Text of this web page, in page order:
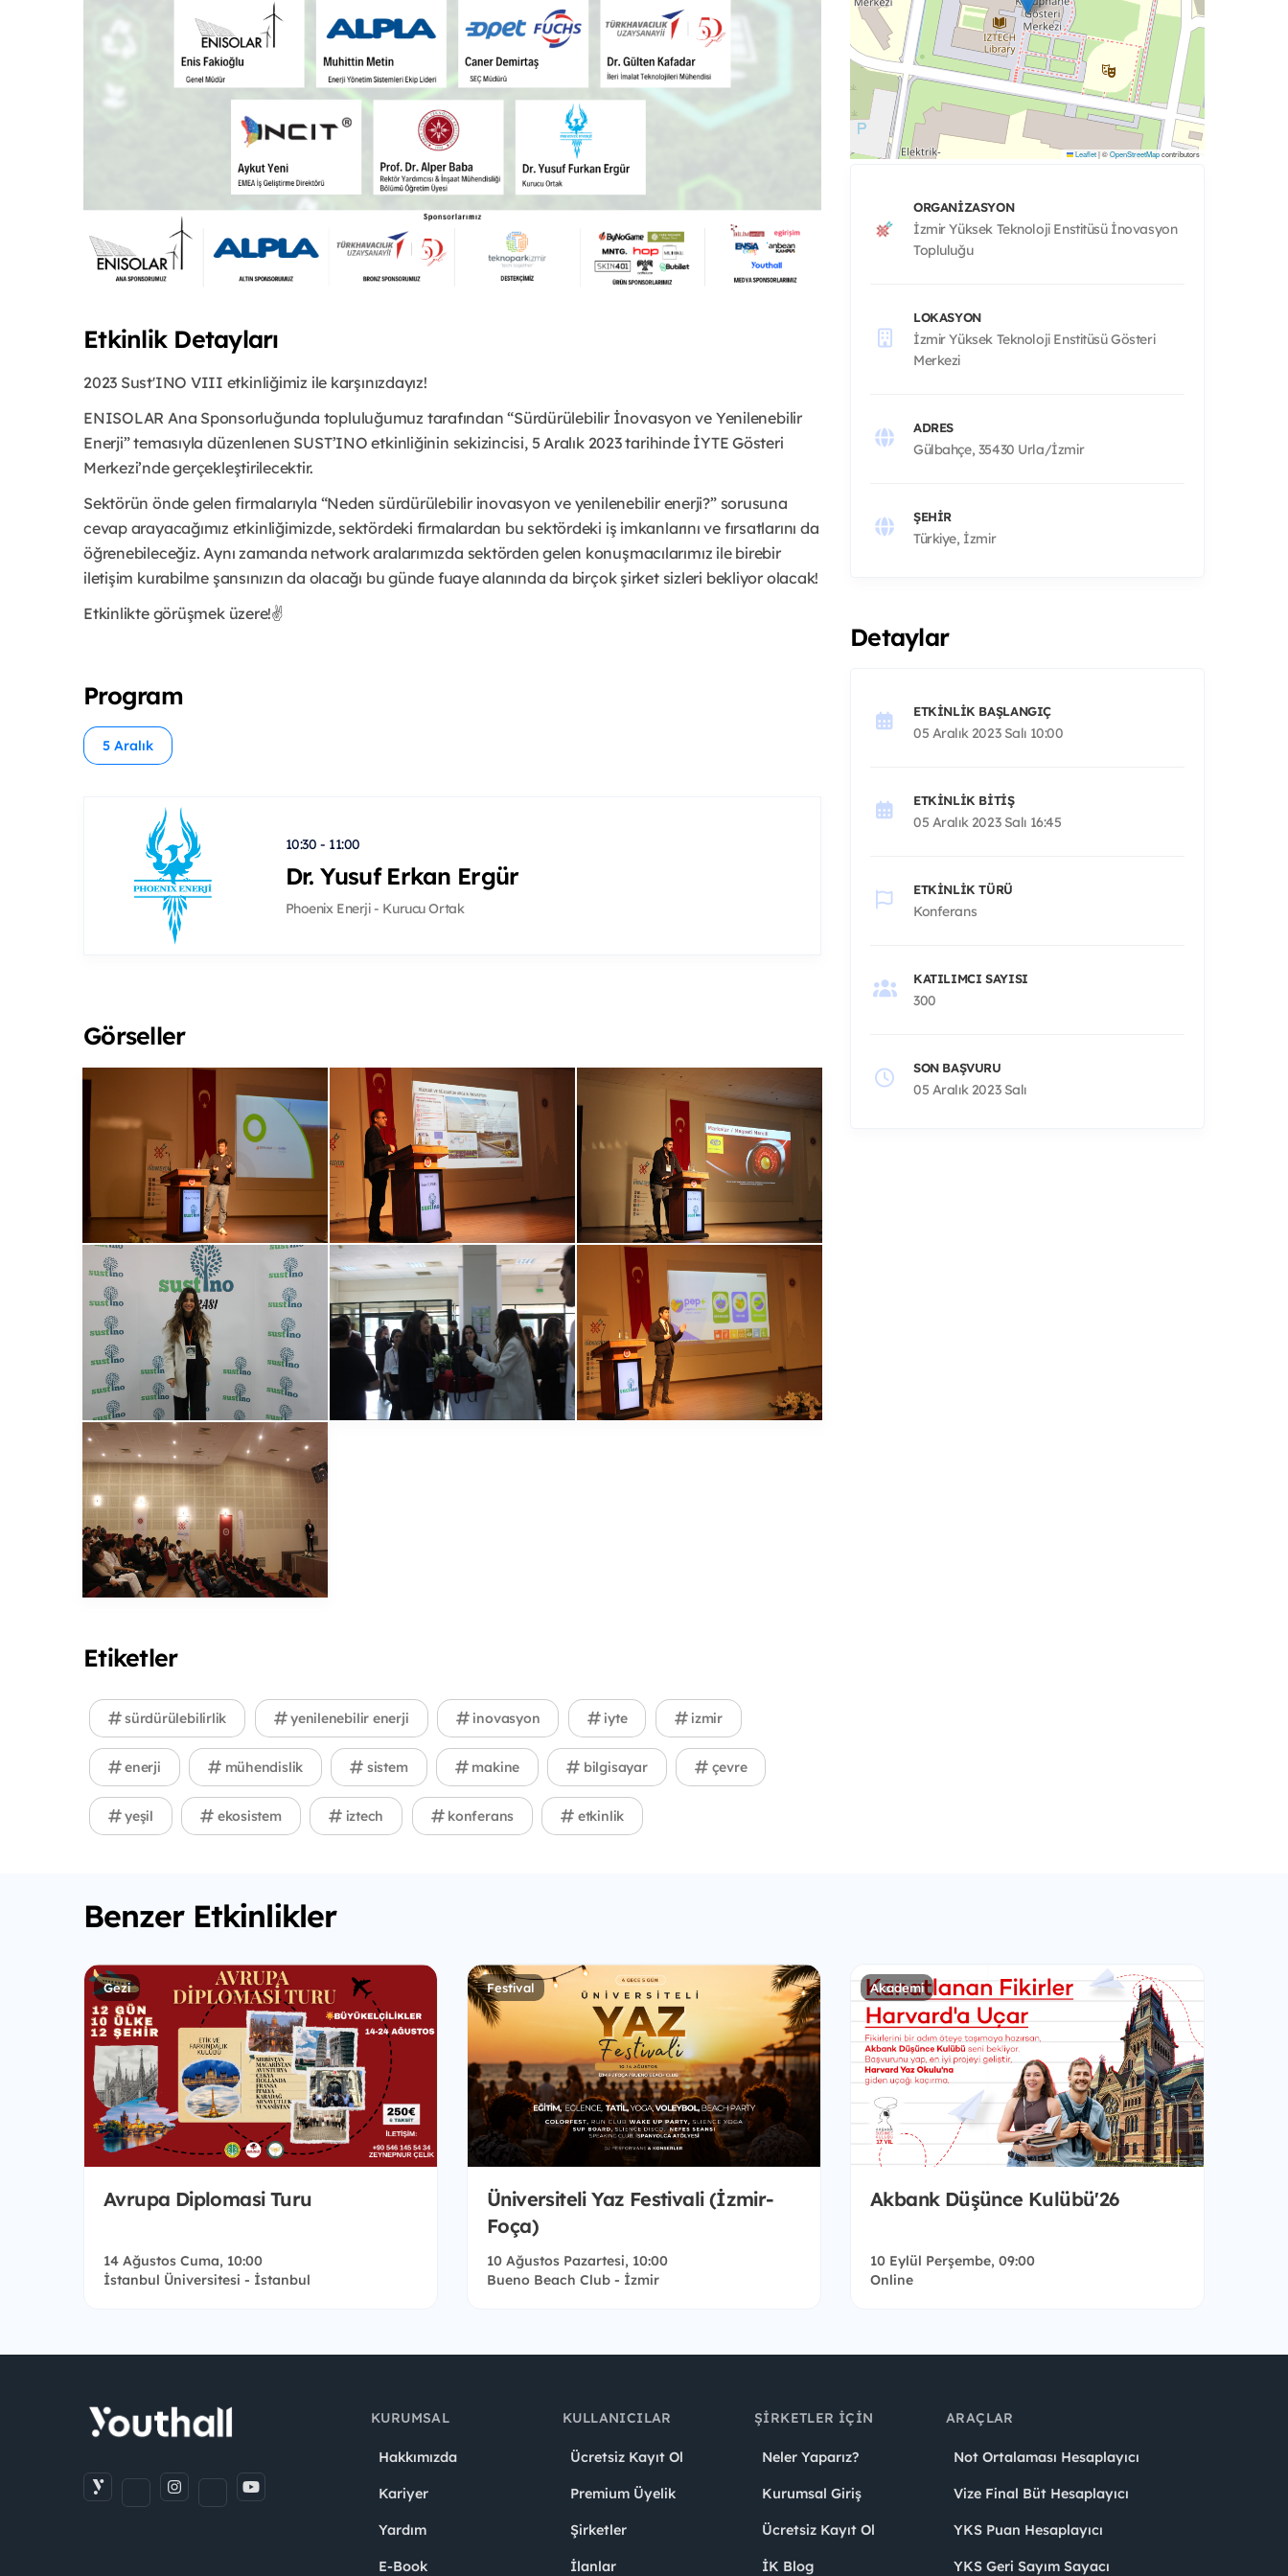
Etkinlik Detayları
2023 Sust'INO VIII etkinliğimiz ile karşınızdayız!
ENISOLAR Ana Sponsorluğunda topluluğumuz tarafından “Sürdürülebilir İnovasyon ve Yenilenebilir
Enerji” temasıyla düzenlenen SUST’INO etkinliğinin sekizincisi, 5 Aralık 2023 tarihinde İYTE Gösteri
Merkezi’nde gerçekleştirilecektir.
Sektörün önde gelen firmalarıyla “Neden sürdürülebilir inovasyon ve yenilenebilir enerji?” sorusuna
cevap arayacağımız etkinliğimizde, sektördeki firmalardan bu sektördeki iş imkanlarını ve fırsatlarını da
öğrenebileceğiz. Aynı zamanda network aralarımızda sektörden gelen konuşmacılarımız ile birebir
iletişim kurabilme şansınızın da olacağı bu günde fuaye alanında da birçok şirket sizleri bekliyor olacak!
Etkinlikte görüşmek üzere!✌
Program
5 Aralık
10:30 - 11:00
Dr. Yusuf Erkan Ergür
Phoenix Enerji - Kurucu Ortak
Görseller
Etiketler
sürdürülebilirlik yenilenebilir enerji inovasyon iyte izmir
enerji mühendislik sistem makine bilgisayar çevre
yeşil ekosistem iztech konferans etkinlik
Leaflet|©OpenStreetMapcontributors
ORGANIZASYON
İzmir Yüksek Teknoloji Enstitüsü İnovasyon
Topluluğu
LOKASYON
İzmir Yüksek Teknoloji Enstitüsü Gösteri
Merkezi
ADRES
Gülbahçe, 35430 Urla/İzmir
ŞEHIR
Türkiye, İzmir
Detaylar
ETKINLIK BAŞLANGIÇ
05 Aralık 2023 Salı 10:00
ETKINLIK BITIŞ
05 Aralık 2023 Salı 16:45
ETKINLIK TÜRÜ
Konferans
KATILIMCI SAYISI
300
SON BAŞVURU
05 Aralık 2023 Salı
Benzer Etkinlikler
Gezi
Avrupa Diplomasi Turu
14 Ağustos Cuma, 10:00
İstanbul Üniversitesi - İstanbul
Festival
Üniversiteli Yaz Festivali (İzmir-
Foça)
10 Ağustos Pazartesi, 10:00
Bueno Beach Club - İzmir
Akademi
Akbank Düşünce Kulübü'26
10 Eylül Perşembe, 09:00
Online
KURUMSAL
Hakkımızda
Kariyer
Yardım
E-Book
KULLANICILAR
Ücretsiz Kayıt Ol
Premium Üyelik
Şirketler
İlanlar
ŞIRKETLER İÇIN
Neler Yaparız?
Kurumsal Giriş
Ücretsiz Kayıt Ol
İK Blog
ARAÇLAR
Not Ortalaması Hesaplayıcı
Vize Final Büt Hesaplayıcı
YKS Puan Hesaplayıcı
YKS Geri Sayım Sayacı